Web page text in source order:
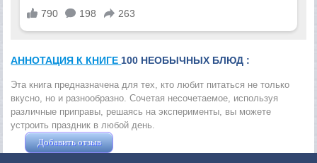
АННОТАЦИЯ К КНИГЕ100 НЕОБЫЧНЫХ БЛЮД :
Эта книга предназначена для тех, кто любит питаться не только
вкусно, но и разнообразно. Сочетая несочетаемое, используя
различные приправы, решаясь на эксперименты, вы можете
устроить праздник в любой день.
Добавить отзыв